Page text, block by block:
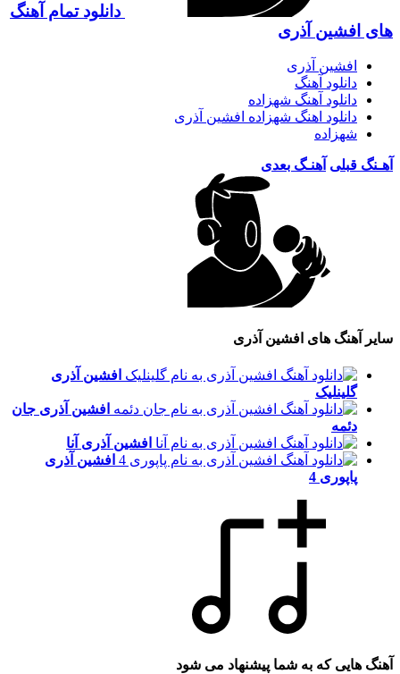
دانلود تمام آهنگ
های افشین آذری
افشین آذری
دانلود آهنگ
دانلود آهنگ شهزاده
دانلود اهنگ شهزاده افشین آذری
شهزاده
آهـنگ قبلی آهنـگ بعدی
سایر آهنگ های افشین آذری
افشین آذری
گلینلیک
افشین آذری جان
دئمه
افشین آذری آنا
افشین آذری
پاپوری 4
آهنگ هایی که به شما پیشنهاد می شود